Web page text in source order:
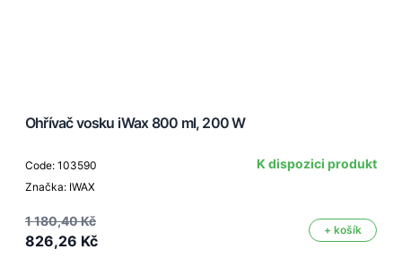
Ohřívač vosku iWax 800 ml, 200 W
Code: 103590
Značka: IWAX
K dispozici produkt
1 180,40 Kč
826,26 Kč
+ košík